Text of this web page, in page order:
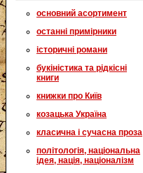
основний асортимент
останні примірники
історичні романи
букіністика та рідкісні
книги
книжки про Київ
козацька Україна
класична і сучасна проза
політологія, національна
ідея, нація, націоналізм